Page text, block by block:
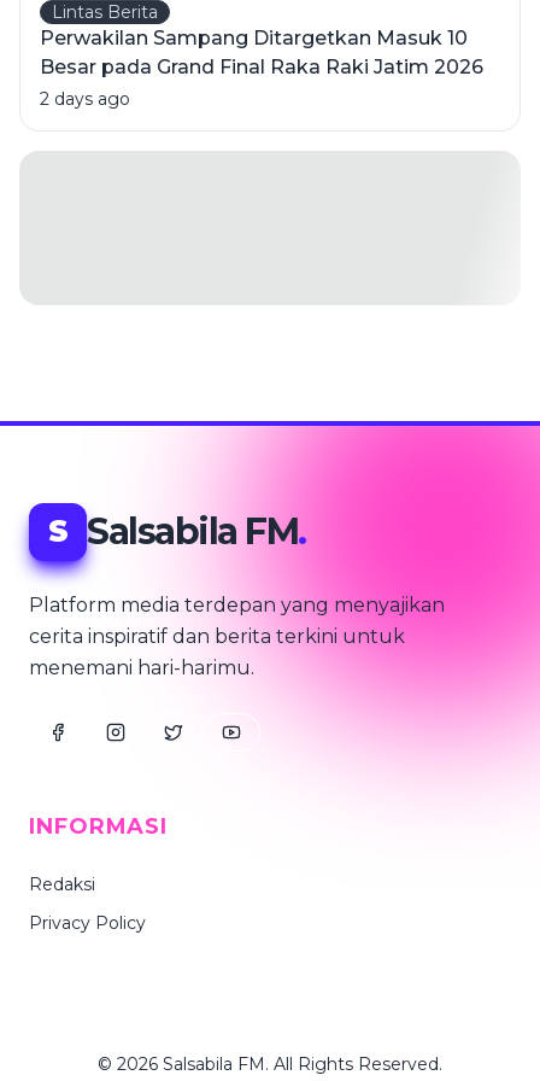
Lintas Berita
Perwakilan Sampang Ditargetkan Masuk 10
Besar pada Grand Final Raka Raki Jatim 2026
2 days ago
S Salsabila FM.
Platform media terdepan yang menyajikan
cerita inspiratif dan berita terkini untuk
menemani hari-harimu.
INFORMASI
Redaksi
Privacy Policy
© 2026 Salsabila FM. All Rights Reserved.